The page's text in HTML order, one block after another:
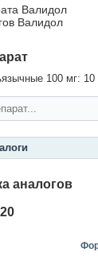
Валидол
Валидол
100 мг: 10
аналогов